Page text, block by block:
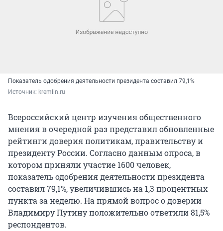
Показатель одобрения деятельности президента составил 79,1%
Источник: kremlin.ru
Всероссийский центр изучения общественного
мнения в очередной раз представил обновленные
рейтинги доверия политикам, правительству и
президенту России. Согласно данным опроса, в
котором приняли участие 1600 человек,
показатель одобрения деятельности президента
составил 79,1%, увеличившись на 1,3 процентных
пункта за неделю. На прямой вопрос о доверии
Владимиру Путину положительно ответили 81,5%
респондентов.